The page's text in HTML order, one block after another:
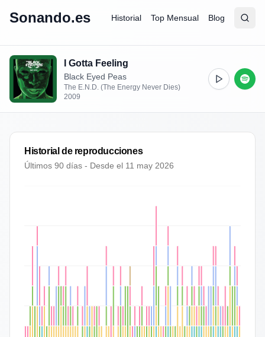
Sonando.es Historial Top Mensual Blog
Abrir
I Gotta Feeling
Black Eyed Peas
The E.N.D. (The Energy Never Dies)
2009
Historial de reproducciones
Últimos 90 días - Desde el 11 may 2026